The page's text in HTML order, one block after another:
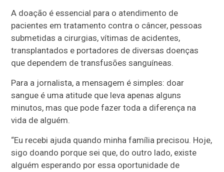
A doação é essencial para o atendimento de
pacientes em tratamento contra o câncer, pessoas
submetidas a cirurgias, vítimas de acidentes,
transplantados e portadores de diversas doenças
que dependem de transfusões sanguíneas.
Para a jornalista, a mensagem é simples: doar
sangue é uma atitude que leva apenas alguns
minutos, mas que pode fazer toda a diferença na
vida de alguém.
“Eu recebi ajuda quando minha família precisou. Hoje,
sigo doando porque sei que, do outro lado, existe
alguém esperando por essa oportunidade de